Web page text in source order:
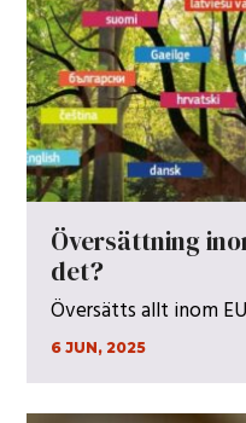
Översättning
det?
Översätts allt inom
6 JUN, 2025